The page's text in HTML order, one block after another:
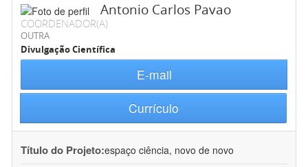
Antonio Carlos Pavao
COORDENADOR(A)
OUTRA
Divulgação Científica
E-mail
Currículo
Título do Projeto:espaço ciência, novo de novo